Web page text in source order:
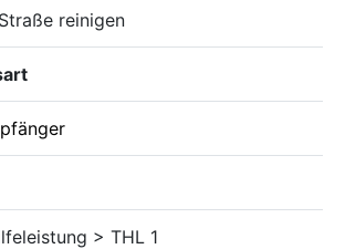
reinigen
> THL 1